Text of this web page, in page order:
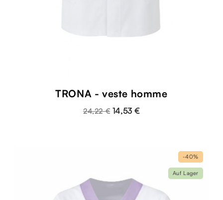
TRONA - veste homme
24,22 € 14,53 €
-40%
Auf Lager